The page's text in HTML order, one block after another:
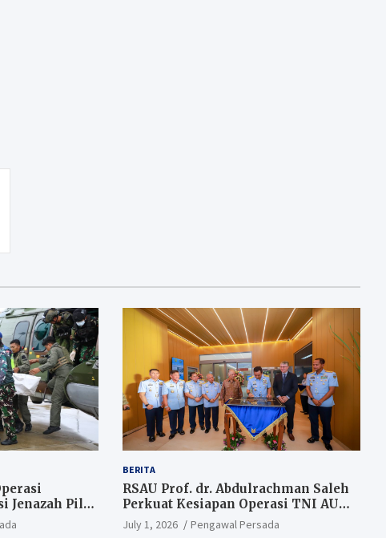
Jenazah Pilot
BERITA
RSAU Prof. dr. Abdulrachman Saleh
Perkuat Kesiapan Operasi TNI AU
melalui Sistem Kesehatan Andal
July 1, 2026 Pengawal Persada